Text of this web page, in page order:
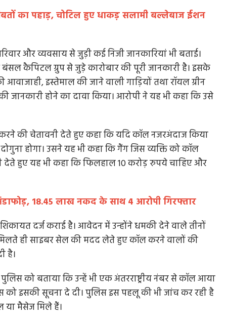
का पहाड़, चोटिल हुए धाकड़ सलामी बल्लेबाज ईशन
और व्यवसाय से जुड़ी कई निजी जानकारियां भी बताई।
कैपिटल ग्रुप से जुड़े कारोबार की पूरी जानकारी है। इसके
इस्तेमाल की जाने वाली गाड़ियों तथा रॉयल ग्रीन
होने का दावा किया। आरोपी ने यह भी कहा कि उसे
की चेतावनी देते हुए कहा कि यदि कॉल नजरअंदाज किया
होगा। उसने यह भी कहा कि गैंग जिस व्यक्ति को कॉल
देते हुए यह भी कहा कि फिलहाल 10 करोड़ रुपये चाहिए और
18.45 लाख नकद के साथ 4 आरोपी गिरफ्तार
दर्ज कराई है। आवेदन में उन्होंने धमकी देने वाले तीनों
ही साइबर सेल की मदद लेते हुए कॉल करने वालों की
है।
को बताया कि उन्हें भी एक अंतरराष्ट्रीय नंबर से कॉल आया
को इसकी सूचना दे दी। पुलिस इस पहलू की भी जांच कर रही है
या मैसेज मिले हैं।